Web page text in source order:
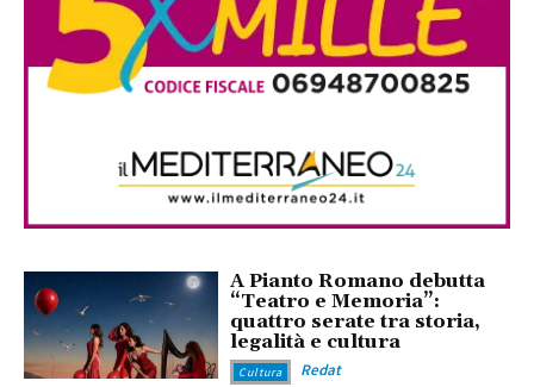
A Pianto Romano debutta
“Teatro e Memoria”:
quattro serate tra storia,
legalità e cultura
Cultura Redat